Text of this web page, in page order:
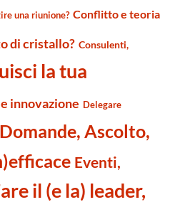
una riunione? Conflitto e teoria
di cristallo? Consulenti,
la tua
innovazione Delegare
Domande, Ascolto,
Eventi,
il (e la) leader,